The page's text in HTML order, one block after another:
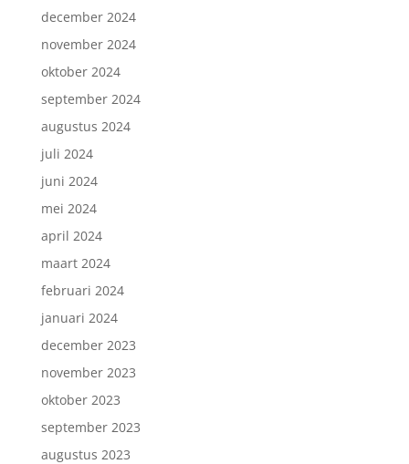
december 2024
november 2024
oktober 2024
september 2024
augustus 2024
juli 2024
juni 2024
mei 2024
april 2024
maart 2024
februari 2024
januari 2024
december 2023
november 2023
oktober 2023
september 2023
augustus 2023